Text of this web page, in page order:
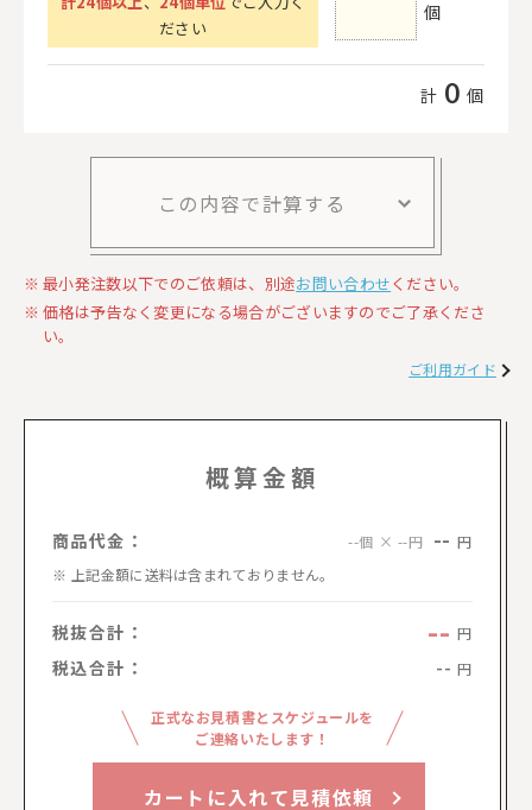
ださい
個
計 0 個
この内容で計算する
最小発注数以下でのご依頼は、別途お問い合わせください。
価格は予告なく変更になる場合がございますのでご了承くださ
い。
ご利用ガイド
概算金額
商品代金： --個 × --円 -- 円
上記金額に送料は含まれておりません。
税抜合計： -- 円
税込合計： -- 円
正式なお見積書とスケジュールを
ご連絡いたします！
カートに入れて見積依頼